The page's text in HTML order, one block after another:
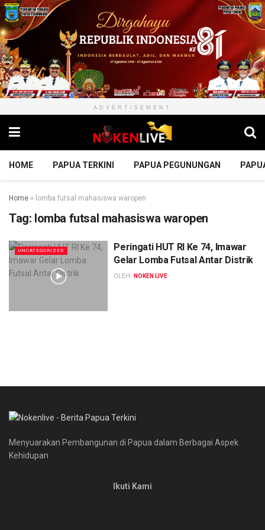
ADVERTISEMENT
HOME PAPUA TERKINI PAPUA PEGUNUNGAN
Home » lomba futsal mahasiswa waropen
Tag: lomba futsal mahasiswa waropen
UNCATEGORIZED
Peringati HUT RI Ke 74, Imawar
Gelar Lomba Futsal Antar Distrik
OLEH : NOKEN LIVE
Menyuarakan Pembangunan di Papua dalam Berbagai Aspek
Kehidupan
Ikuti Kami